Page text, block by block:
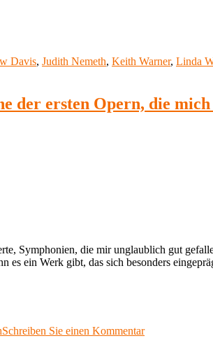
Davis, Judith Nemeth, Keith Warner, Linda
der ersten Opern, die
Symphonien, die mir unglaublich gut
ein Werk gibt, das sich besonders
Schreiben Sie einen Kommentarzu